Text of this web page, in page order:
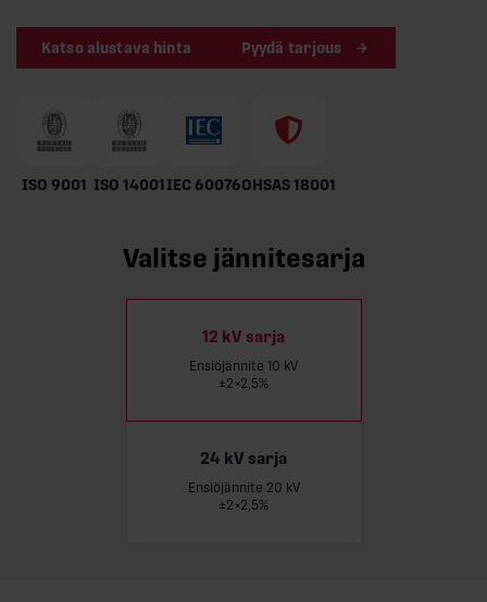
Katso alustava hinta Pyydä tarjous
ISO 9001 ISO 14001IEC 60076OHSAS 18001
Valitse jännitesarja
12 kV sarja
Ensiöjännite 10 kV
±2×2,5%
24 kV sarja
Ensiöjännite 20 kV
±2×2,5%